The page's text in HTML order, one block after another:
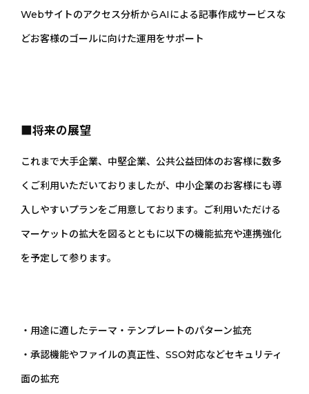
Webサイトのアクセス分析からAIによる記事作成サービスな
どお客様のゴールに向けた運用をサポート
■将来の展望
これまで大手企業、中堅企業、公共公益団体のお客様に数多
くご利用いただいておりましたが、中小企業のお客様にも導
入しやすいプランをご用意しております。ご利用いただける
マーケットの拡大を図るとともに以下の機能拡充や連携強化
を予定して参ります。
・用途に適したテーマ・テンプレートのパターン拡充
・承認機能やファイルの真正性、SSO対応などセキュリティ
面の拡充